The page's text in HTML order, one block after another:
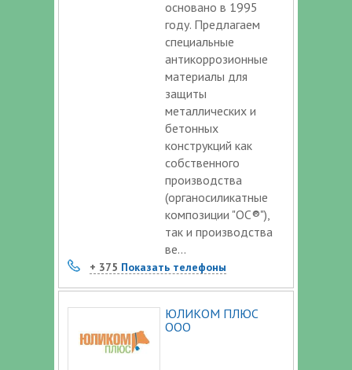
основано в 1995
году. Предлагаем
специальные
антикоррозионные
материалы для
защиты
металлических и
бетонных
конструкций как
собственного
производства
(органосиликатные
композиции "ОС®"),
так и производства
ве...
+ 375 Показать телефоны
ЮЛИКОМ ПЛЮС
ООО